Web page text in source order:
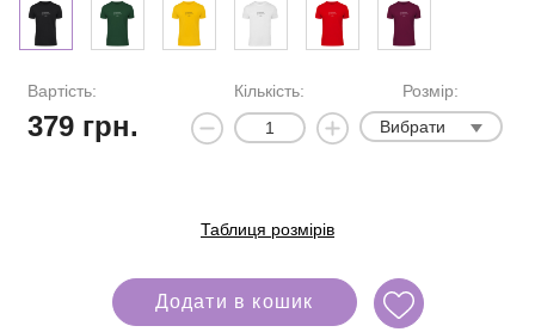
Вартість:
379грн.
Кількість:
Розмір:
Вибрати
Таблиця розмірів
Додати в кошик